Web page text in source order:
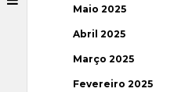
Maio 2025
Abril 2025
Março 2025
Fevereiro 2025